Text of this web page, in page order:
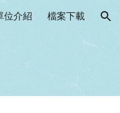
位介紹 檔案下載